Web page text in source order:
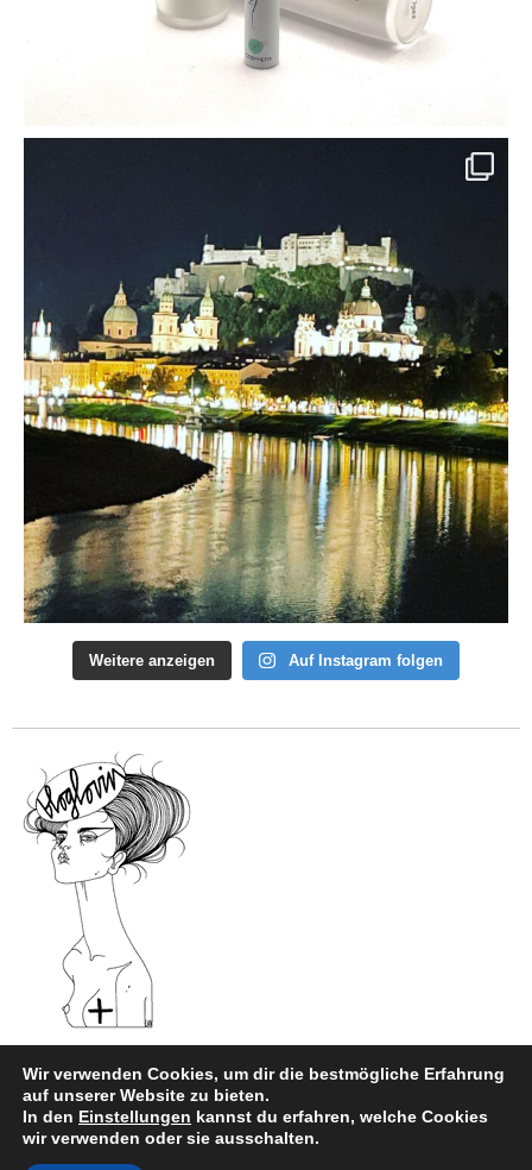
Weitere anzeigen Auf Instagram folgen
Impressum |Datenschutz
Wir verwenden Cookies, um dir die bestmögliche Erfahrung
auf unserer Website zu bieten.
In den Einstellungen kannst du erfahren, welche Cookies
wir verwenden oder sie ausschalten.